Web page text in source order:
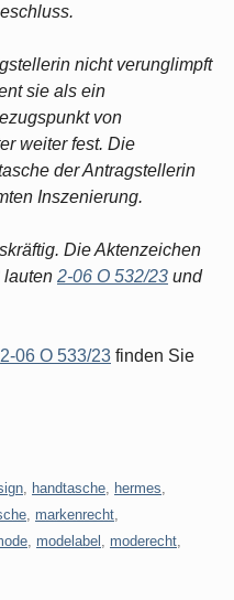
nicht verunglimpft
sie als ein
von
weiter fest. Die
der Antragstellerin
Inszenierung.
Die Aktenzeichen
lauten 2-06 O 532/23 und
2-06 O 533/23 finden Sie
handtasche hermes
markenrecht
modelabel moderecht